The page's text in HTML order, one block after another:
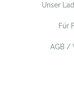
Unser
Für
AGB /